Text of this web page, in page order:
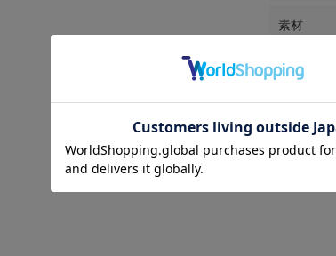
素材
幅
※こちら